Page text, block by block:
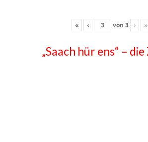
« ‹ von 3 › »
„Saach hür ens“ –